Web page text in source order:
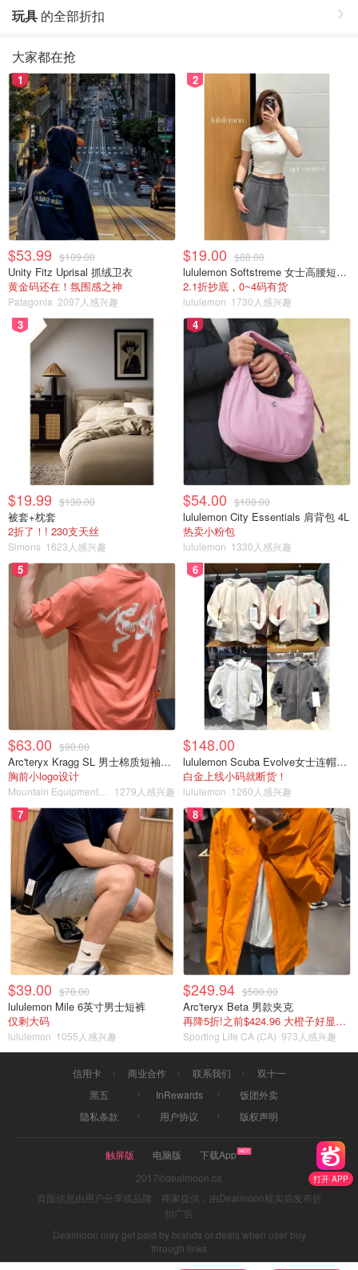
玩具 的全部折扣
打开 APP
大家都在抢
1
$53.99 $109.00
Unity Fitz Uprisal 抓绒卫衣
黄金码还在！氛围感之神
Patagonia 2097人感兴趣
2
$19.00 $88.00
lululemon Softstreme 女士高腰短裤 10cm
2.1折抄底，0~4码有货
lululemon 1730人感兴趣
3
$19.99 $130.00
被套+枕套
2折了！! 230支天丝
Simons 1623人感兴趣
4
$54.00 $108.00
lululemon City Essentials 肩背包 4L
热卖小粉包
lululemon 1330人感兴趣
5
$63.00 $90.00
Arc'teryx Kragg SL 男士棉质短袖T恤
胸前小logo设计
1279人感兴趣
6
$148.00
lululemon Scuba Evolve女士连帽卫衣 全拉链
白金上线小码就断货！
lululemon 1260人感兴趣
7
$39.00 $78.00
lululemon Mile 6英寸男士短裤
仅剩大码
lululemon 1055人感兴趣
8
$249.94 $500.00
Arc'teryx Beta 男款夹克
再降5折!之前$424.96 大橙子好显白 蹲补
Sporting Life CA (CA) 973人感兴趣
信用卡 商业合作 联系我们
双十一
黑五
InRewards
饭团外卖
隐私条款
用户协议 版权声明
触屏版 电脑版
下载App
2017©dealmoon.ca
页面信息由用户分享或品牌、商家提供，由Dealmoon核实后发布折
扣广告
Dealmoon may get paid by brands or deals when user buy
through links